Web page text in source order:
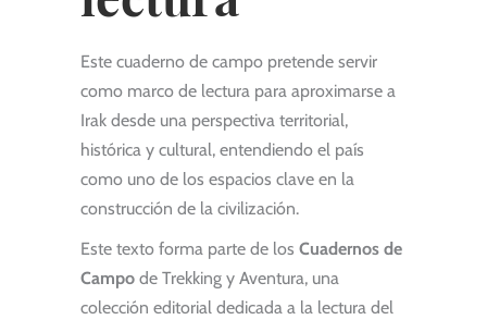
Este cuaderno de campo pretende servir
como marco de lectura para aproximarse a
Irak desde una perspectiva territorial,
histórica y cultural, entendiendo el país
como uno de los espacios clave en la
construcción de la civilización.
Este texto forma parte de los Cuadernos de
Campo de Trekking y Aventura, una
colección editorial dedicada a la lectura del